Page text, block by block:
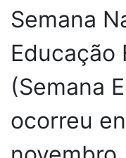
Semana
Educação
(Semana
ocorreu